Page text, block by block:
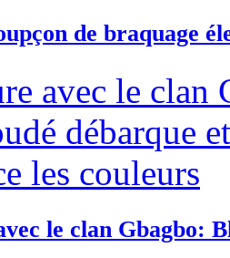
de braquage
le clan Gbagbo: